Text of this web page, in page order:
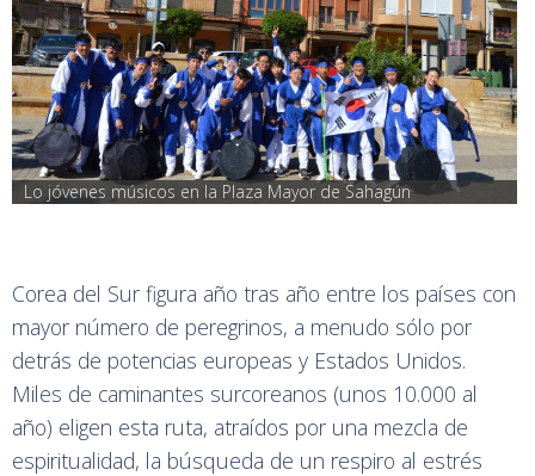
Lo jóvenes músicos en la Plaza Mayor de Sahagún
Corea del Sur figura año tras año entre los países con
mayor número de peregrinos, a menudo sólo por
detrás de potencias europeas y Estados Unidos.
Miles de caminantes surcoreanos (unos 10.000 al
año) eligen esta ruta, atraídos por una mezcla de
espiritualidad, la búsqueda de un respiro al estrés